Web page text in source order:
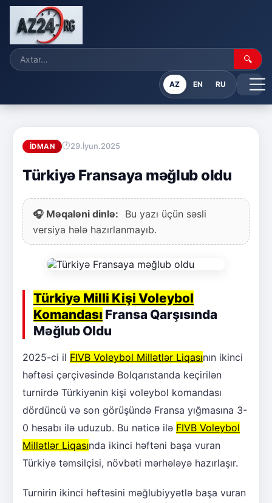
🔍
AZ EN RU
İDMAN 29.İyun.2025
Türkiyə Fransaya məğlub oldu
🎧 Məqaləni dinlə:
Bu yazı üçün səsli
versiya hələ hazırlanmayıb.
Türkiyə Milli Kişi Voleybol
Komandası Fransa Qarşısında
Məğlub Oldu
2025-ci il FIVB Voleybol Millətlər Liqasının ikinci
həftəsi çərçivəsində Bolqarıstanda keçirilən
turnirdə Türkiyənin kişi voleybol komandası
dördüncü və son görüşündə Fransa yığmasına 3-
0 hesabı ilə uduzub. Bu nəticə ilə FIVB Voleybol
Millətlər Liqasında ikinci həftəni başa vuran
Türkiyə təmsilçisi, növbəti mərhələyə hazırlaşır.
Turnirin ikinci həftəsini məğlubiyyətlə başa vuran